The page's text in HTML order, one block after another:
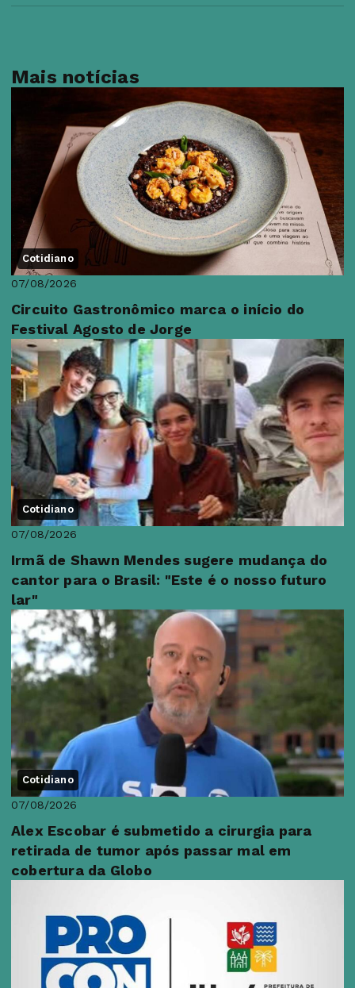
Mais notícias
Cotidiano
07/08/2026
Circuito Gastronômico marca o início do
Festival Agosto de Jorge
Cotidiano
07/08/2026
Irmã de Shawn Mendes sugere mudança do
cantor para o Brasil: "Este é o nosso futuro
lar"
Cotidiano
07/08/2026
Alex Escobar é submetido a cirurgia para
retirada de tumor após passar mal em
cobertura da Globo